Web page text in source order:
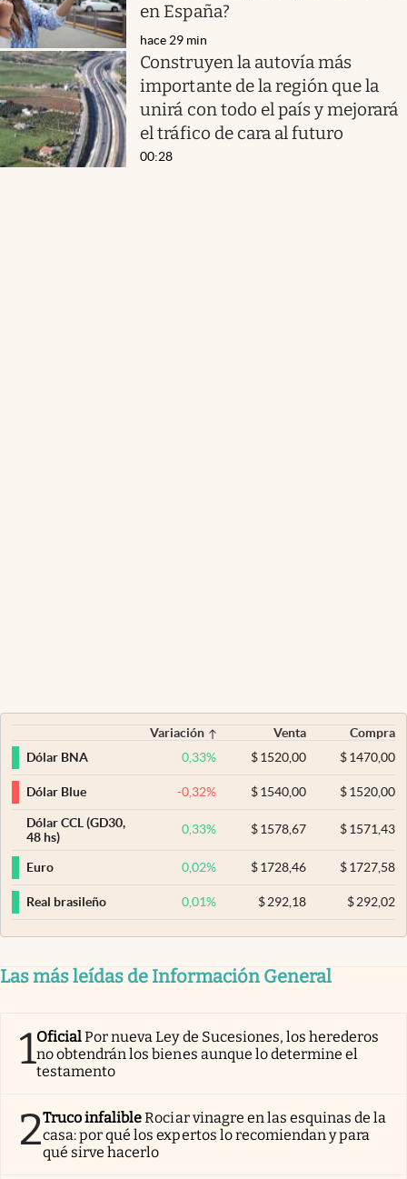
en España?
hace 29 min
Construyen la autovía más
importante de la región que la
unirá con todo el país y mejorará
el tráfico de cara al futuro
00:28
Variación Venta
Compra
Dólar BNA
0,33% $ 1520,00 $1470,00
Dólar Blue -0,32% $ 1540,00 $1520,00
Dólar CCL (GD30,
48 hs)
0,33% $ 1578,67 $1571,43
Euro 0,02% $ 1728,46 $1727,58
Real brasileño 0,01% $ 292,18 $292,02
Las más leídas de Información General
1OficialPor nueva Ley de Sucesiones, los herederos
no obtendrán los bienes aunque lo determine el
testamento
2Truco infalibleRociar vinagre en las esquinas de la
casa: por qué los expertos lo recomiendan y para
qué sirve hacerlo